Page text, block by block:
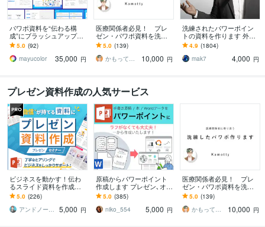
パワポ資料を“伝わる構
成”にブラッシュアップし
ます 情報整理から対応｜
視認性とデザイン性を両
立
5.0 (92)
mayucolor
35,000 円
医療関係者必見！ プレ
ゼン・パワポ資料を洗練
します 伝わるスライド
で、みんなの心を鷲掴
み！
5.0 (139)
かもってぃ（Kamotty）
10,000 円
洗練されたパワーポイン
トの資料を作ります 外資
系企業のビジネスのプロ
が差がつくパワーポイン
トをご提供！
4.9 (1804)
mak7
4,000 円
プレゼン資料作成の人気サービス
ビジネスを動かす！伝わ
るスライド資料を作成し
ます 営業資料・プレゼン
資料・企画書・セミナー
資料のパワポ作成
5.0 (226)
アンドノーツ｜スライドデザイナー
5,000 円
原稿からパワーポイント
作成します プレゼン､オン
ライン用､パンフなど､一
から作成します
5.0 (385)
niko_554
5,000 円
医療関係者必見！ プレ
ゼン・パワポ資料を洗練
します 伝わるスライド
で、みんなの心を鷲掴
み！
5.0 (139)
かもってぃ（Kamotty）
10,000 円